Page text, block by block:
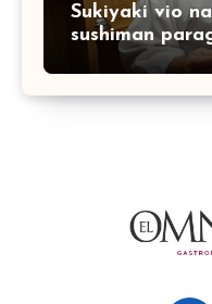
Sukiyaki vio
sushiman